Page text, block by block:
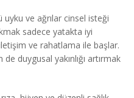
ve ağrılar cinsel isteği
sadece yatakta iyi
ve rahatlama ile başlar.
duygusal yakınlığı artırmak